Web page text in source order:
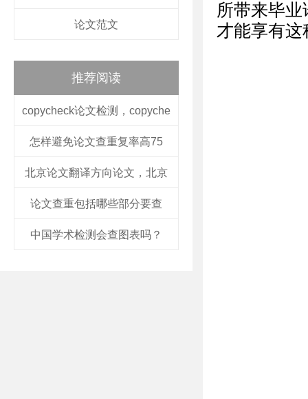
论文范文
推荐阅读
copycheck论文检测，copyche
怎样避免论文查重复率高75
北京论文翻译方向论文，北京
论文查重包括哪些部分要查
中国学术检测会查图表吗？
所带来毕
才能享有